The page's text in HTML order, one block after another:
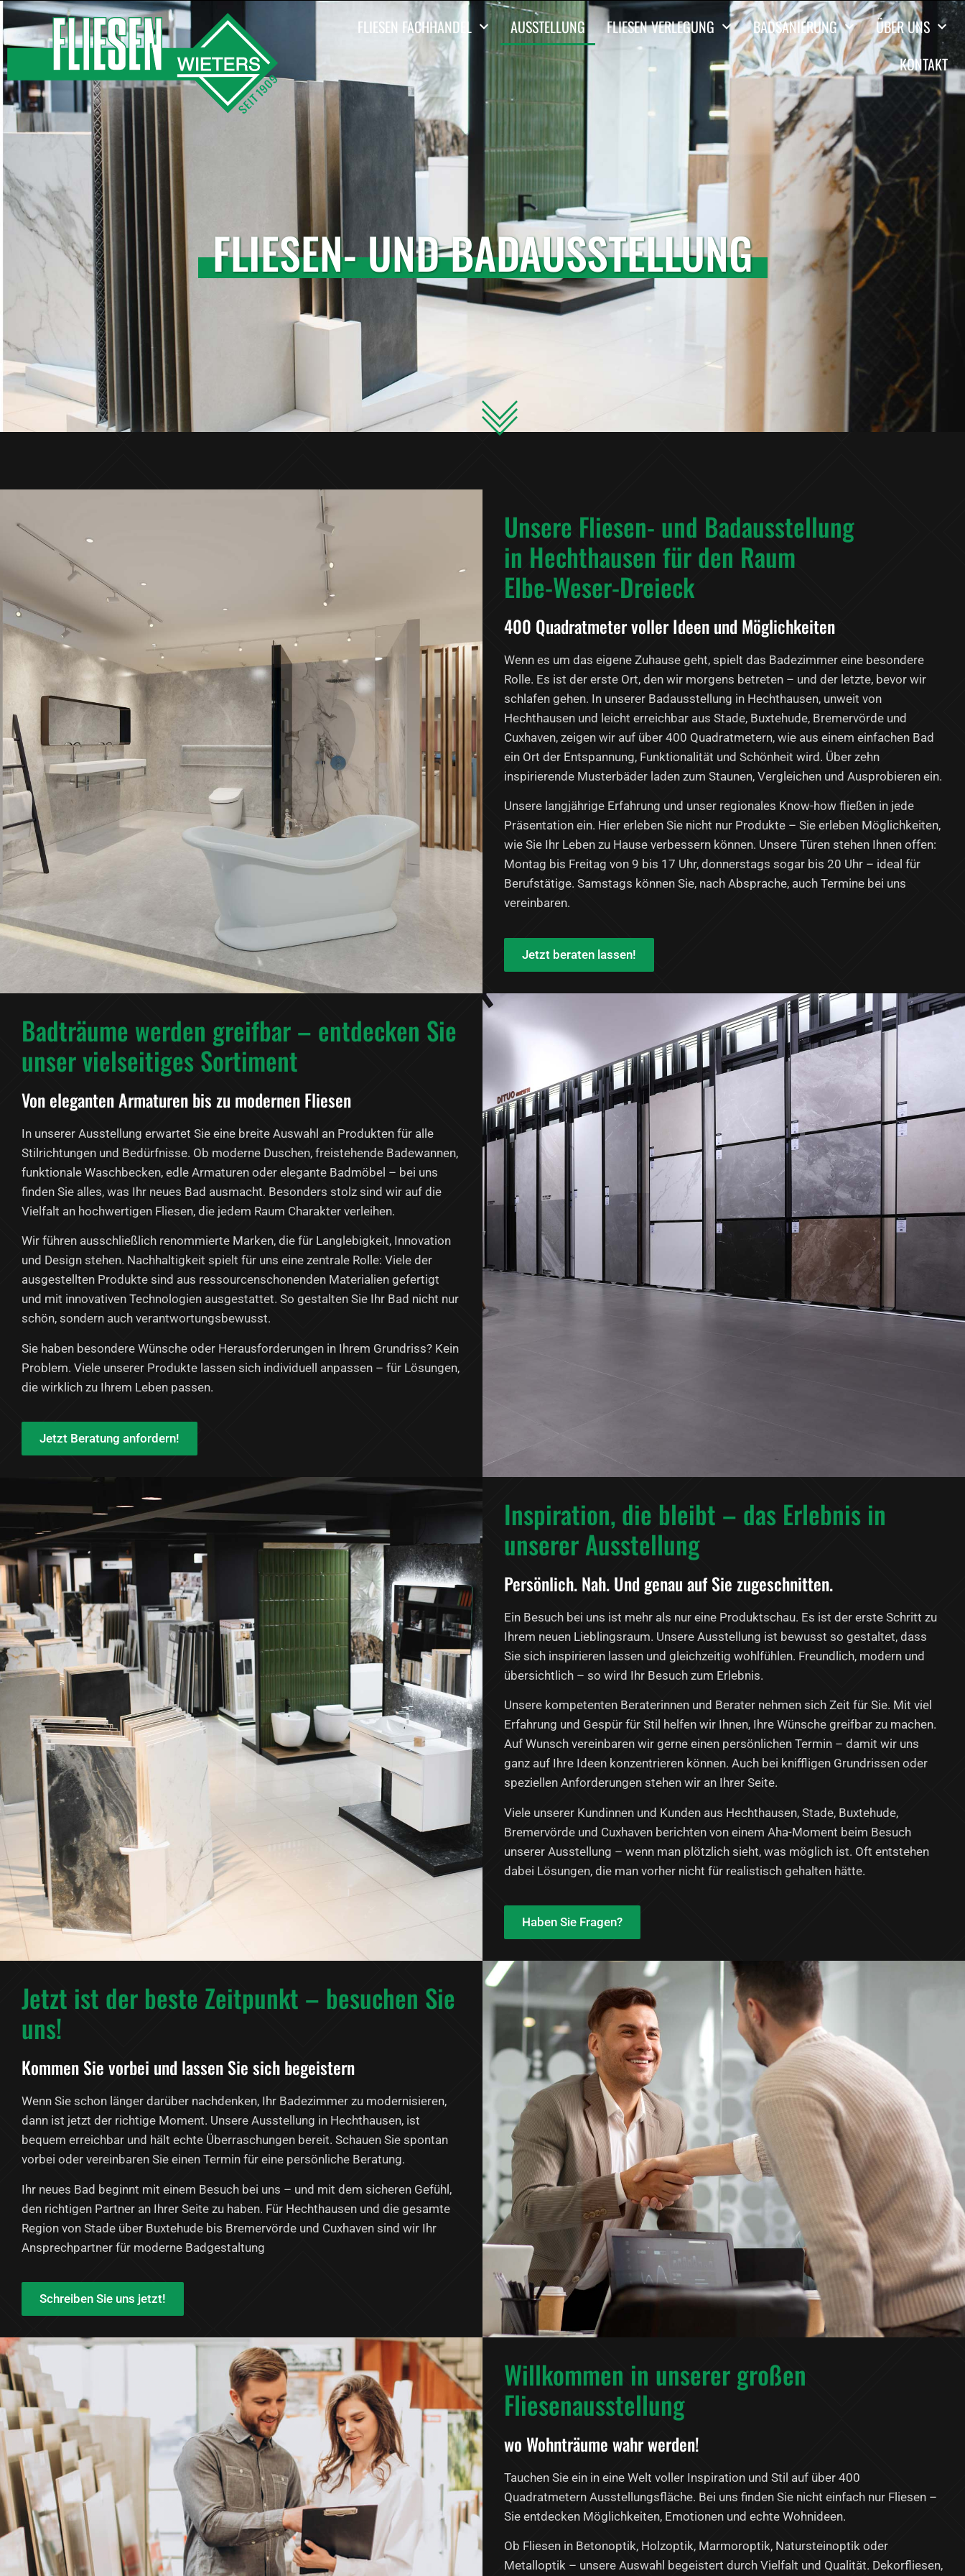
FLIESEN FACHHANDEL AUSSTELLUNG FLIESEN VERLEGUNG BADSANIERUNG
ÜBER UNS
KONTAKT
FLIESEN- UND BADAUSSTELLUNG
Unsere Fliesen- und Badausstellung
in Hechthausen für den Raum
Elbe-Weser-Dreieck
400 Quadratmeter voller Ideen und Möglichkeiten
Wenn es um das eigene Zuhause geht, spielt das Badezimmer eine besondere
Rolle. Es ist der erste Ort, den wir morgens betreten – und der letzte, bevor wir
schlafen gehen. In unserer Badausstellung in Hechthausen, unweit von
Hechthausen und leicht erreichbar aus Stade, Buxtehude, Bremervörde und
Cuxhaven, zeigen wir auf über 400 Quadratmetern, wie aus einem einfachen Bad
ein Ort der Entspannung, Funktionalität und Schönheit wird. Über zehn
inspirierende Musterbäder laden zum Staunen, Vergleichen und Ausprobieren ein.
Unsere langjährige Erfahrung und unser regionales Know-how fließen in jede
Präsentation ein. Hier erleben Sie nicht nur Produkte – Sie erleben Möglichkeiten,
wie Sie Ihr Leben zu Hause verbessern können. Unsere Türen stehen Ihnen offen:
Montag bis Freitag von 9 bis 17 Uhr, donnerstags sogar bis 20 Uhr – ideal für
Berufstätige. Samstags können Sie, nach Absprache, auch Termine bei uns
vereinbaren.
Jetzt beraten lassen!
Badträume werden greifbar – entdecken Sie
unser vielseitiges Sortiment
Von eleganten Armaturen bis zu modernen Fliesen
In unserer Ausstellung erwartet Sie eine breite Auswahl an Produkten für alle
Stilrichtungen und Bedürfnisse. Ob moderne Duschen, freistehende Badewannen,
funktionale Waschbecken, edle Armaturen oder elegante Badmöbel – bei uns
finden Sie alles, was Ihr neues Bad ausmacht. Besonders stolz sind wir auf die
Vielfalt an hochwertigen Fliesen, die jedem Raum Charakter verleihen.
Wir führen ausschließlich renommierte Marken, die für Langlebigkeit, Innovation
und Design stehen. Nachhaltigkeit spielt für uns eine zentrale Rolle: Viele der
ausgestellten Produkte sind aus ressourcenschonenden Materialien gefertigt
und mit innovativen Technologien ausgestattet. So gestalten Sie Ihr Bad nicht nur
schön, sondern auch verantwortungsbewusst.
Sie haben besondere Wünsche oder Herausforderungen in Ihrem Grundriss? Kein
Problem. Viele unserer Produkte lassen sich individuell anpassen – für Lösungen,
die wirklich zu Ihrem Leben passen.
Jetzt Beratung anfordern!
Inspiration, die bleibt – das Erlebnis in
unserer Ausstellung
Persönlich. Nah. Und genau auf Sie zugeschnitten.
Ein Besuch bei uns ist mehr als nur eine Produktschau. Es ist der erste Schritt zu
Ihrem neuen Lieblingsraum. Unsere Ausstellung ist bewusst so gestaltet, dass
Sie sich inspirieren lassen und gleichzeitig wohlfühlen. Freundlich, modern und
übersichtlich – so wird Ihr Besuch zum Erlebnis.
Unsere kompetenten Beraterinnen und Berater nehmen sich Zeit für Sie. Mit viel
Erfahrung und Gespür für Stil helfen wir Ihnen, Ihre Wünsche greifbar zu machen.
Auf Wunsch vereinbaren wir gerne einen persönlichen Termin – damit wir uns
ganz auf Ihre Ideen konzentrieren können. Auch bei kniffligen Grundrissen oder
speziellen Anforderungen stehen wir an Ihrer Seite.
Viele unserer Kundinnen und Kunden aus Hechthausen, Stade, Buxtehude,
Bremervörde und Cuxhaven berichten von einem Aha-Moment beim Besuch
unserer Ausstellung – wenn man plötzlich sieht, was möglich ist. Oft entstehen
dabei Lösungen, die man vorher nicht für realistisch gehalten hätte.
Haben Sie Fragen?
Jetzt ist der beste Zeitpunkt – besuchen Sie
uns!
Kommen Sie vorbei und lassen Sie sich begeistern
Wenn Sie schon länger darüber nachdenken, Ihr Badezimmer zu modernisieren,
dann ist jetzt der richtige Moment. Unsere Ausstellung in Hechthausen, ist
bequem erreichbar und hält echte Überraschungen bereit. Schauen Sie spontan
vorbei oder vereinbaren Sie einen Termin für eine persönliche Beratung.
Ihr neues Bad beginnt mit einem Besuch bei uns – und mit dem sicheren Gefühl,
den richtigen Partner an Ihrer Seite zu haben. Für Hechthausen und die gesamte
Region von Stade über Buxtehude bis Bremervörde und Cuxhaven sind wir Ihr
Ansprechpartner für moderne Badgestaltung
Schreiben Sie uns jetzt!
Willkommen in unserer großen
Fliesenausstellung
wo Wohnträume wahr werden!
Tauchen Sie ein in eine Welt voller Inspiration und Stil auf über 400
Quadratmetern Ausstellungsfläche. Bei uns finden Sie nicht einfach nur Fliesen –
Sie entdecken Möglichkeiten, Emotionen und echte Wohnideen.
Ob Fliesen in Betonoptik, Holzoptik, Marmoroptik, Natursteinoptik oder
Metalloptik – unsere Auswahl begeistert durch Vielfalt und Qualität. Dekorfliesen,